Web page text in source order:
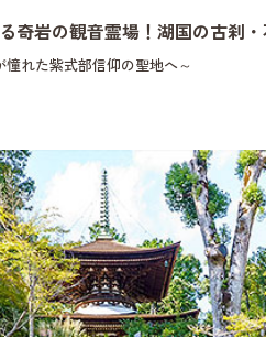
奇岩の観音霊場！湖国の古刹
れた紫式部信仰の聖地へ～